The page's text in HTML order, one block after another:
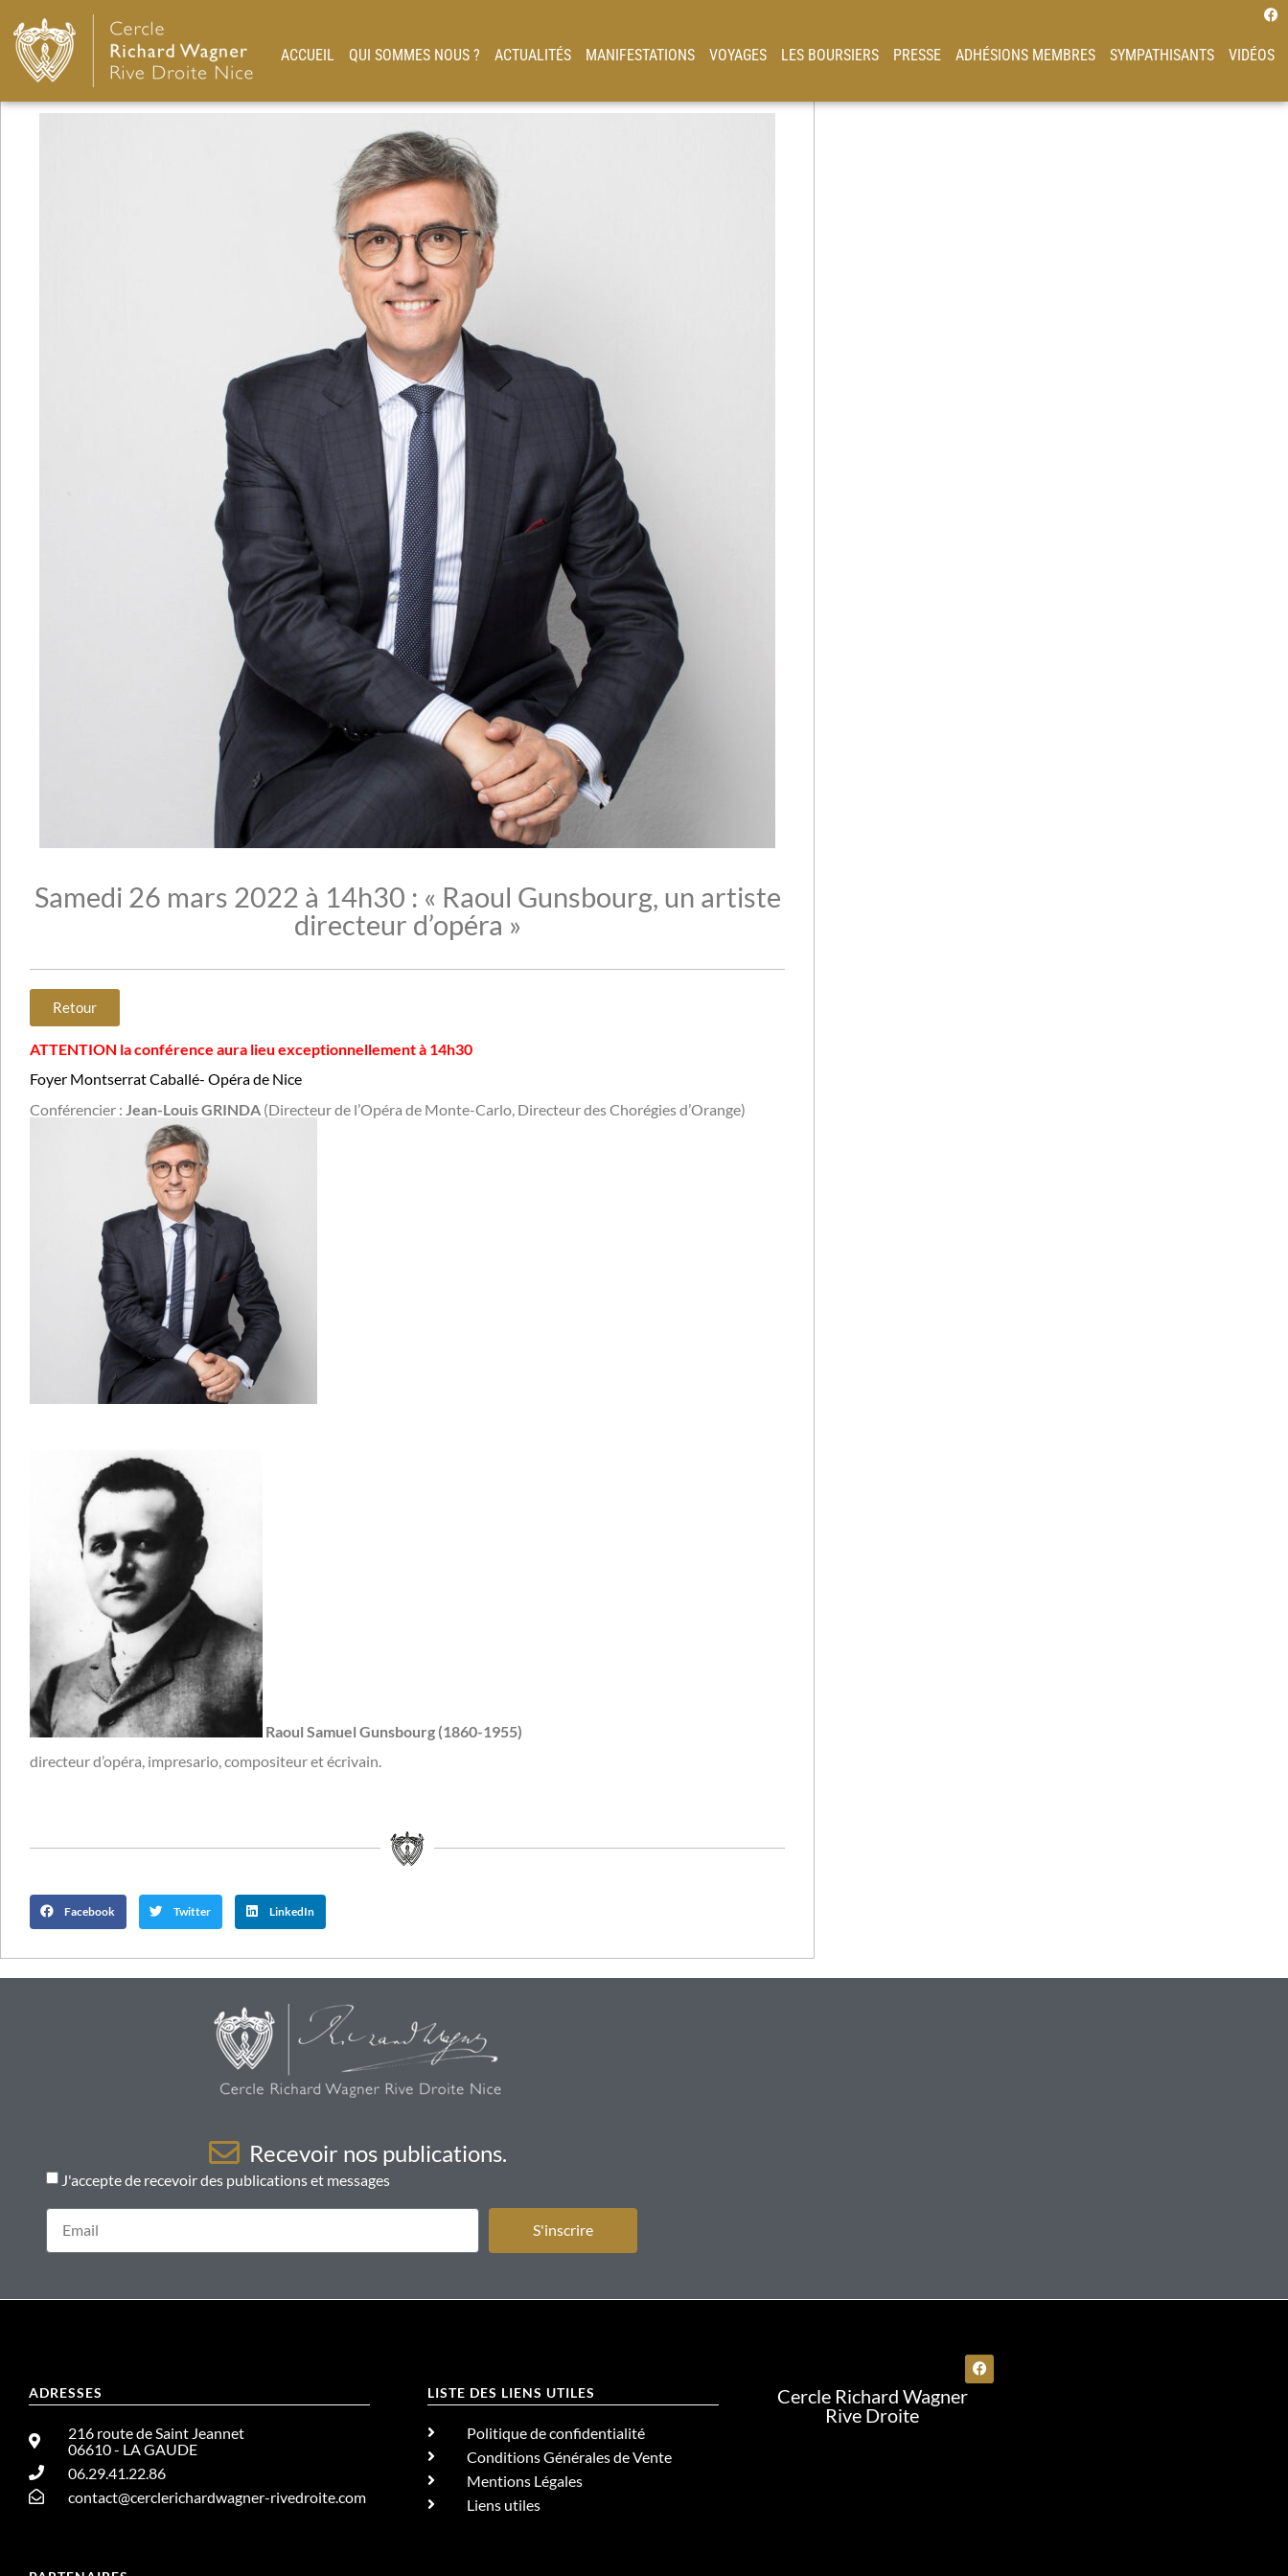
ACCUEIL QUI SOMMES NOUS ? ACTUALITÉS MANIFESTATIONS VOYAGES LES BOURSIERS PRESSE ADHÉSIONS MEMBRES SYMPATHISANTS VIDÉOS
Samedi 26 mars 2022 à 14h30 : « Raoul Gunsbourg, un artiste
directeur d’opéra »
Retour
ATTENTION la conférence aura lieu exceptionnellement à 14h30
Foyer Montserrat Caballé- Opéra de Nice
Conférencier : Jean-Louis GRINDA (Directeur de l’Opéra de Monte-Carlo, Directeur des Chorégies d’Orange)
Raoul Samuel Gunsbourg (1860-1955)
directeur d’opéra, impresario, compositeur et écrivain.
Facebook Twitter LinkedIn
Recevoir nos publications.
J'accepte de recevoir des publications et messages
S'inscrire
ADRESSES
216 route de Saint Jeannet
06610 - LA GAUDE
06.29.41.22.86
contact@cerclerichardwagner-rivedroite.com
LISTE DES LIENS UTILES
Politique de confidentialité
Conditions Générales de Vente
Mentions Légales
Liens utiles
Cercle Richard Wagner
Rive Droite